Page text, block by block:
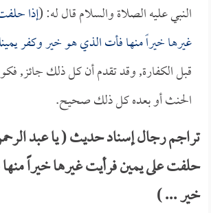
النبي عليه الصلاة والسلام قال له: (إذا
غيرها خيراً منها فأت الذي هو خير وكفر
قبل الكفارة, وقد تقدم أن كل ذلك جائز,
الحنث أو بعده كل ذلك صحيح.
تراجم رجال إسناد حديث ( يا عبد
حلفت على يمين فرأيت غيرها خيراً
خير ... )